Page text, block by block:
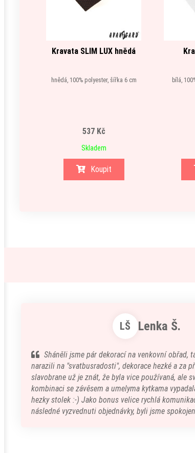
Kravata SLIM LUX hnědá
hnědá, 100% polyester, šířka 6 cm
537 Kč
Skladem
Koupit
bílá,
LŠ Lenka Š.
Sháněli jsme pár dekorací na venkovní obřad,
narazili na "svatbusradosti", dekorace hezké a za
slavobrane už je znát, že byla vice používaná, ale
kombinaci se závěsem a umelyma kytkama
hezky stolek :-) Jako bonus velice rychlá
následné vyzvednuti objednávky, byli jsme